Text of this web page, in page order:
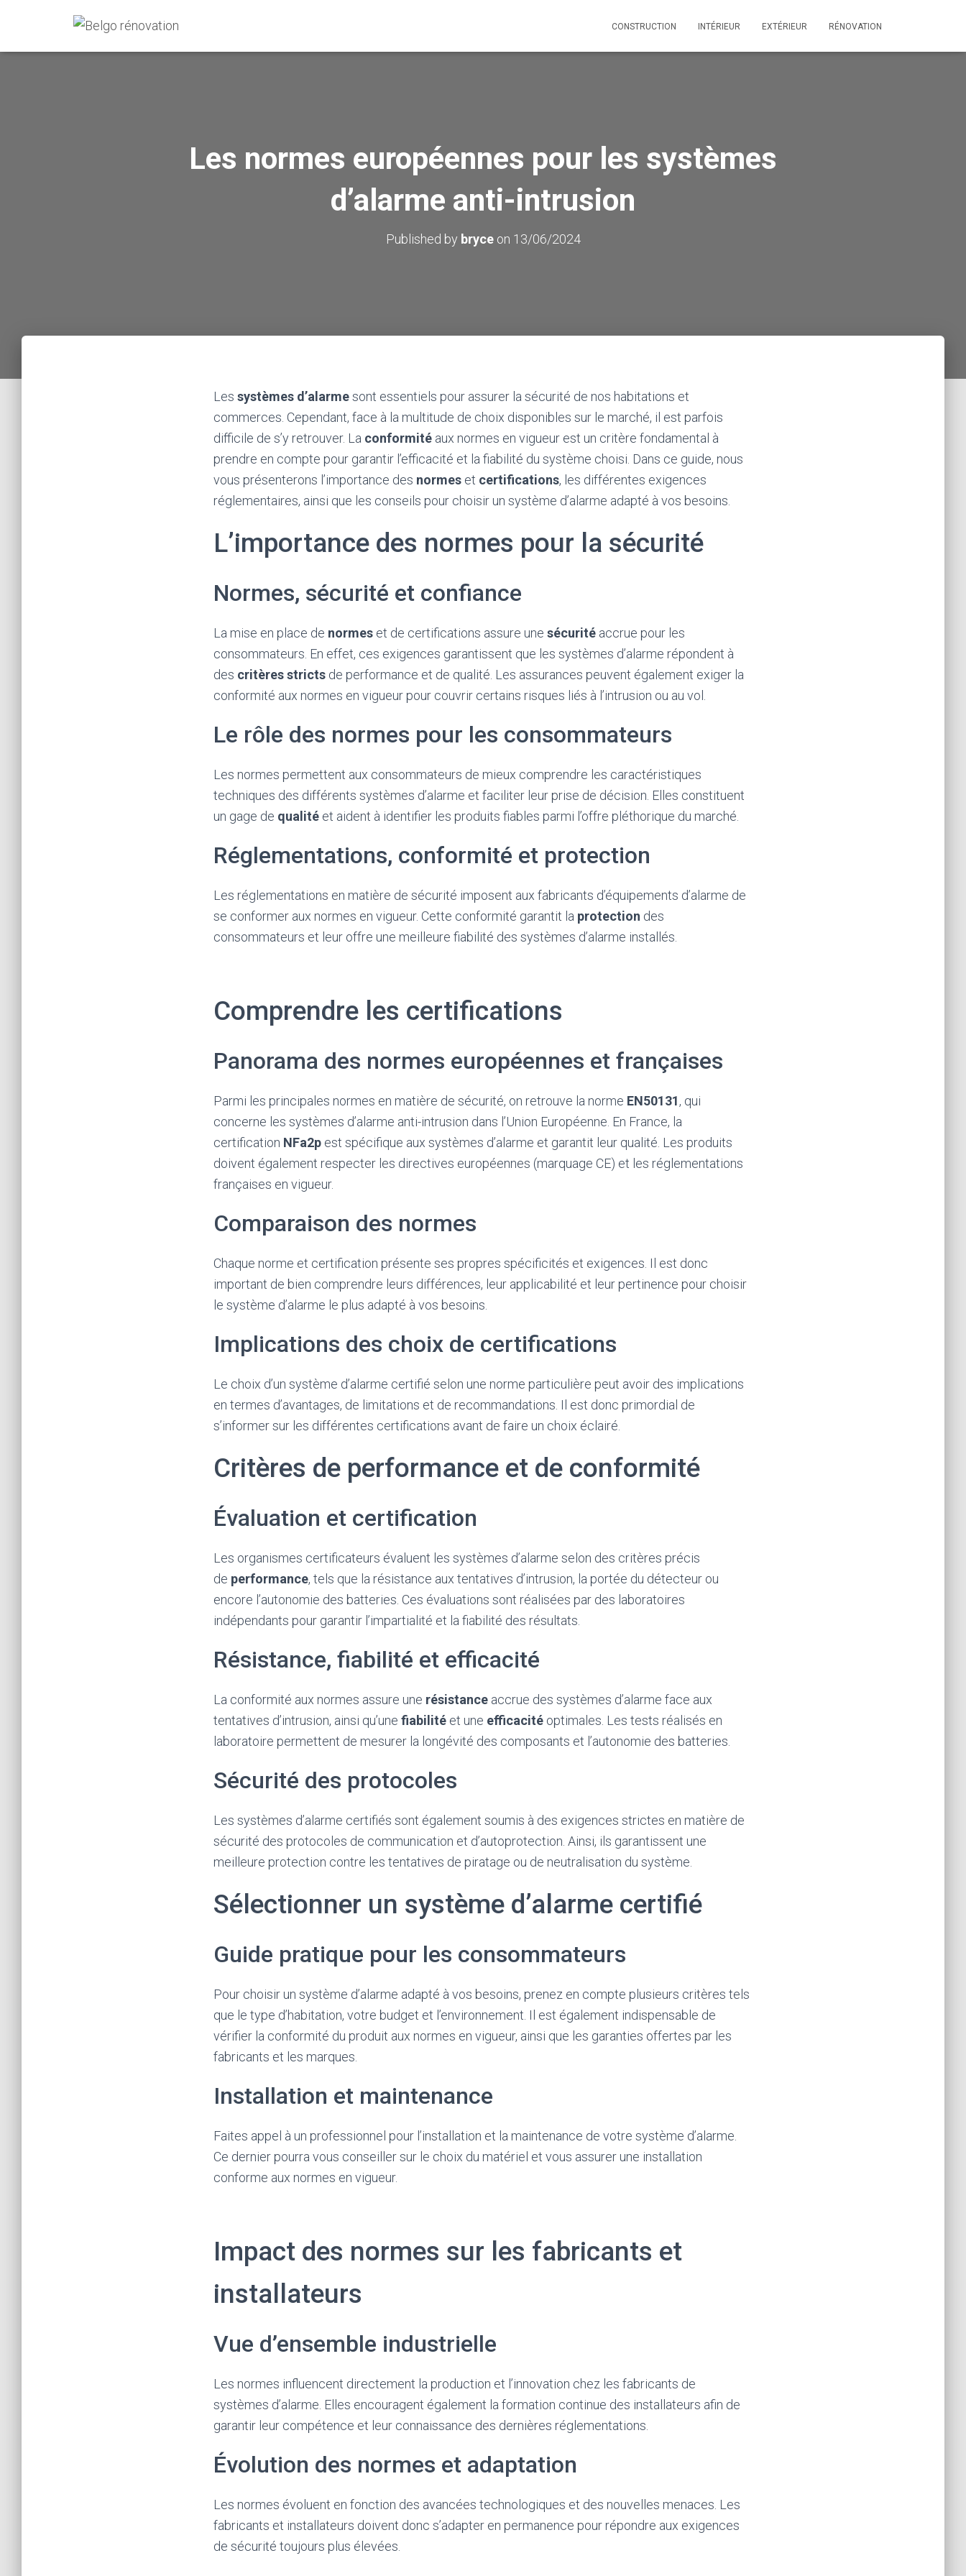
CONSTRUCTION INTÉRIEUR EXTÉRIEUR RÉNOVATION
Les normes européennes pour les systèmes
d’alarme anti-intrusion
Published by bryceon 13/06/2024
Les systèmes d’alarmesont essentiels pour assurer la sécurité de nos habitations et
commerces. Cependant, face à la multitude de choix disponibles sur le marché, il est parfois
difficile de s’y retrouver. La conformité aux normes en vigueur est un critère fondamental à
prendre en compte pour garantir l’efficacité et la fiabilité du système choisi. Dans ce guide, nous
vous présenterons l’importance des normes et certifications, les différentes exigences
réglementaires, ainsi que les conseils pour choisir un système d’alarme adapté à vos besoins.
L’importance des normes pour la sécurité
Normes, sécurité et confiance
La mise en place de normes et de certifications assure une sécurité accrue pour les
consommateurs. En effet, ces exigences garantissent que les systèmes d’alarme répondent à
des critères stricts de performance et de qualité. Les assurances peuvent également exiger la
conformité aux normes en vigueur pour couvrir certains risques liés à l’intrusion ou au vol.
Le rôle des normes pour les consommateurs
Les normes permettent aux consommateurs de mieux comprendre les caractéristiques
techniques des différents systèmes d’alarme et faciliter leur prise de décision. Elles constituent
un gage de qualité et aident à identifier les produits fiables parmi l’offre pléthorique du marché.
Réglementations, conformité et protection
Les réglementations en matière de sécurité imposent aux fabricants d’équipements d’alarme de
se conformer aux normes en vigueur. Cette conformité garantit la protection des
consommateurs et leur offre une meilleure fiabilité des systèmes d’alarme installés.
Comprendre les certifications
Panorama des normes européennes et françaises
Parmi les principales normes en matière de sécurité, on retrouve la norme EN50131, qui
concerne les systèmes d’alarme anti-intrusion dans l’Union Européenne. En France, la
certification NFa2p est spécifique aux systèmes d’alarme et garantit leur qualité. Les produits
doivent également respecter les directives européennes (marquage CE) et les réglementations
françaises en vigueur.
Comparaison des normes
Chaque norme et certification présente ses propres spécificités et exigences. Il est donc
important de bien comprendre leurs différences, leur applicabilité et leur pertinence pour choisir
le système d’alarme le plus adapté à vos besoins.
Implications des choix de certifications
Le choix d’un système d’alarme certifié selon une norme particulière peut avoir des implications
en termes d’avantages, de limitations et de recommandations. Il est donc primordial de
s’informer sur les différentes certifications avant de faire un choix éclairé.
Critères de performance et de conformité
Évaluation et certification
Les organismes certificateurs évaluent les systèmes d’alarme selon des critères précis
de performance, tels que la résistance aux tentatives d’intrusion, la portée du détecteur ou
encore l’autonomie des batteries. Ces évaluations sont réalisées par des laboratoires
indépendants pour garantir l’impartialité et la fiabilité des résultats.
Résistance, fiabilité et efficacité
La conformité aux normes assure une résistance accrue des systèmes d’alarme face aux
tentatives d’intrusion, ainsi qu’une fiabilité et une efficacité optimales. Les tests réalisés en
laboratoire permettent de mesurer la longévité des composants et l’autonomie des batteries.
Sécurité des protocoles
Les systèmes d’alarme certifiés sont également soumis à des exigences strictes en matière de
sécurité des protocoles de communication et d’autoprotection. Ainsi, ils garantissent une
meilleure protection contre les tentatives de piratage ou de neutralisation du système.
Sélectionner un système d’alarme certifié
Guide pratique pour les consommateurs
Pour choisir un système d’alarme adapté à vos besoins, prenez en compte plusieurs critères tels
que le type d’habitation, votre budget et l’environnement. Il est également indispensable de
vérifier la conformité du produit aux normes en vigueur, ainsi que les garanties offertes par les
fabricants et les marques.
Installation et maintenance
Faites appel à un professionnel pour l’installation et la maintenance de votre système d’alarme.
Ce dernier pourra vous conseiller sur le choix du matériel et vous assurer une installation
conforme aux normes en vigueur.
Impact des normes sur les fabricants et
installateurs
Vue d’ensemble industrielle
Les normes influencent directement la production et l’innovation chez les fabricants de
systèmes d’alarme. Elles encouragent également la formation continue des installateurs afin de
garantir leur compétence et leur connaissance des dernières réglementations.
Évolution des normes et adaptation
Les normes évoluent en fonction des avancées technologiques et des nouvelles menaces. Les
fabricants et installateurs doivent donc s’adapter en permanence pour répondre aux exigences
de sécurité toujours plus élevées.